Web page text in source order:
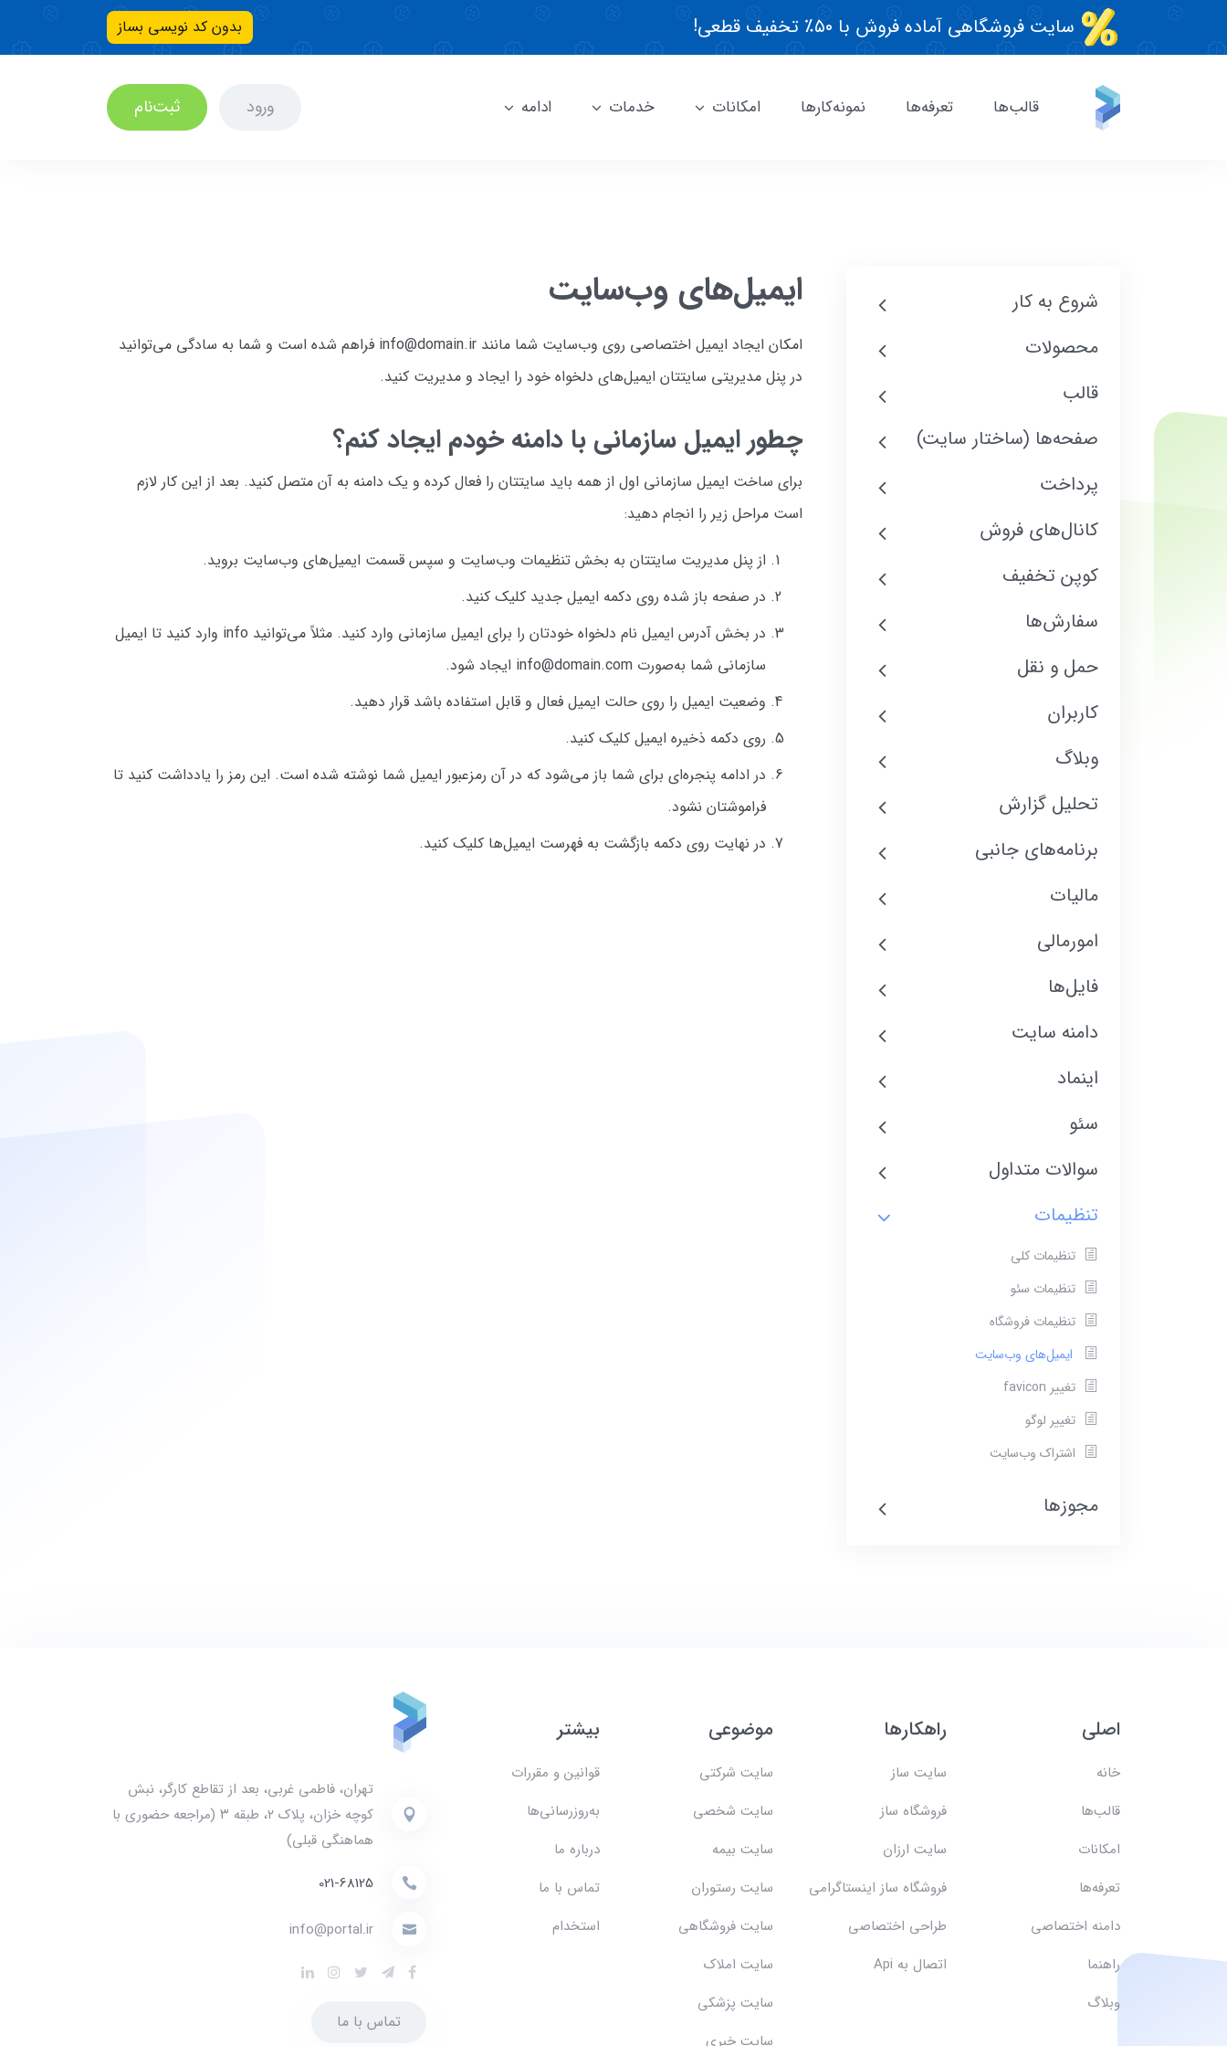
سایت فروشگاهی آماده فروش با ۵۰٪ تخفیف قطعی! بدون کد نویسی بساز
قالب‌ها تعرفه‌ها نمونه‌کارها امکانات خدمات ادامه ورود ثبت‌نام
ایمیل‌های وب‌سایت
امکان ایجاد ایمیل اختصاصی روی وب‌سایت شما مانند info@domain.ir فراهم شده است و شما به سادگی می‌توانید
در پنل مدیریتی سایتتان ایمیل‌های دلخواه خود را ایجاد و مدیریت کنید.
چطور ایمیل سازمانی با دامنه خودم ایجاد کنم؟
برای ساخت ایمیل سازمانی اول از همه باید سایتتان را فعال کرده و یک دامنه به آن متصل کنید. بعد از این کار لازم
است مراحل زیر را انجام دهید:
از پنل مدیریت سایتتان به بخش تنظیمات وب‌سایت و سپس قسمت ایمیل‌های وب‌سایت بروید.
در صفحه باز شده روی دکمه ایمیل جدید کلیک کنید.
در بخش آدرس ایمیل نام دلخواه خودتان را برای ایمیل سازمانی وارد کنید. مثلاً می‌توانید info وارد کنید تا ایمیل
سازمانی شما به‌صورت info@domain.com ایجاد شود.
وضعیت ایمیل را روی حالت ایمیل فعال و قابل استفاده باشد قرار دهید.
روی دکمه ذخیره ایمیل کلیک کنید.
در ادامه پنجره‌ای برای شما باز می‌شود که در آن رمزعبور ایمیل شما نوشته شده است. این رمز را یادداشت کنید تا
فراموشتان نشود.
در نهایت روی دکمه بازگشت به فهرست ایمیل‌ها کلیک کنید.
شروع به کار
محصولات
قالب
صفحه‌ها (ساختار سایت)
پرداخت
کانال‌های فروش
کوپن تخفیف
سفارش‌ها
حمل و نقل
کاربران
وبلاگ
تحلیل گزارش
برنامه‌های جانبی
مالیات
امورمالی
فایل‌ها
دامنه سایت
اینماد
سئو
سوالات متداول
تنظیمات
تنظیمات کلی
تنظیمات سئو
تنظیمات فروشگاه
ایمیل‌های وب‌سایت
تغییر favicon
تغییر لوگو
اشتراک وب‌سایت
مجوزها
اصلی
خانه
قالب‌ها
امکانات
تعرفه‌ها
دامنه اختصاصی
راهنما
وبلاگ
راهکارها
سایت ساز
فروشگاه ساز
سایت ارزان
فروشگاه ساز اینستاگرامی
طراحی اختصاصی
اتصال به Api
موضوعی
سایت شرکتی
سایت شخصی
سایت بیمه
سایت رستوران
سایت فروشگاهی
سایت املاک
سایت پزشکی
سایت خبری
بیشتر
قوانین و مقررات
به‌روزرسانی‌ها
درباره ما
تماس با ما
استخدام
تهران، فاطمی غربی، بعد از تقاطع کارگر، نبش
کوچه خزان، پلاک ۲، طبقه ۳ (مراجعه حضوری با
هماهنگی قبلی)
021-68125
info@portal.ir
تماس با ما